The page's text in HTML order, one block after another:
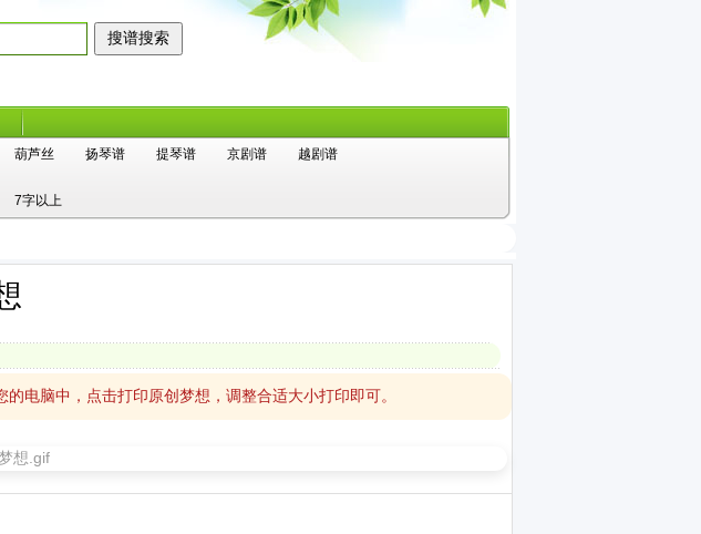
葫芦丝 扬琴谱 提琴谱 京剧谱
越剧谱
7字以上
电脑中，点击打印原创梦想，调整合适大小打印即可。